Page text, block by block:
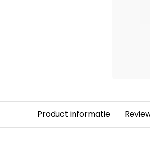
Product informatie